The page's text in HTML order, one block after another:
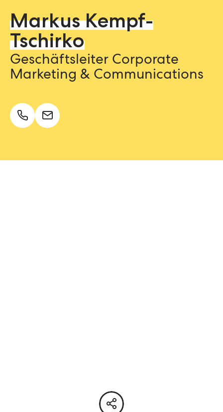
Markus Kempf-
Tschirko
Geschäftsleiter Corporate
Marketing & Communications